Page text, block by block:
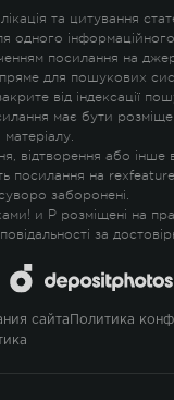
та цитування
одного
посилання на
пряме для пошукових
від індексації
має бути
відтворення або інше
посилання на
заборонені.
! и P розміщені на
за
сайта Политика